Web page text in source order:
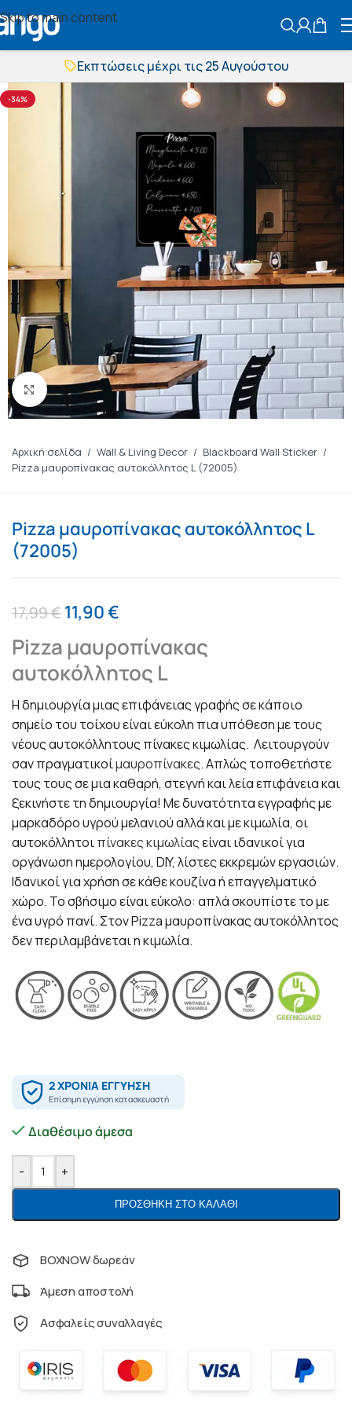
Skip to main content
Εκπτώσεις μέχρι τις 25 Αυγούστου
Δωρεάν μεταφορικά
BOXNOW αποστολή
Άμεση παράδοση
Εκπτώσεις μέχρι τις 25 Αυγούστου
Δωρεάν μεταφορικά
BOXNOW αποστολή
Άμεση παράδοση
-34%
Πατήστε για μεγέθυνση
Αρχική σελίδα / Wall & Living Decor / Blackboard Wall Sticker /
Pizza μαυροπίνακας αυτοκόλλητος L (72005)
Pizza μαυροπίνακας αυτοκόλλητος L
(72005)
17,99€11,90€
Pizza μαυροπίνακας
αυτοκόλλητος L
Η δημιουργία μιας επιφάνειας γραφής σε κάποιο
σημείο του τοίχου είναι εύκολη πια υπόθεση με τους
νέους αυτοκόλλητους πίνακες κιμωλίας. Λειτουργούν
σαν πραγματικοίμαυροπίνακες. Απλώς τοποθετήστε
τους τους σε μια καθαρή, στεγνή και λεία επιφάνεια και
ξεκινήστε τη δημιουργία! Με δυνατότητα εγγραφής με
μαρκαδόρο υγρού μελανιού αλλά και με κιμωλία, οι
αυτοκόλλητοιπίνακες κιμωλίαςείναι ιδανικοί για
οργάνωση ημερολογίου, DIY, λίστες εκκρεμών εργασιών.
Ιδανικοί για χρήση σε κάθε κουζίνα ή επαγγελματικό
χώρο. Το σβήσιμο είναι εύκολο: απλά σκουπίστε το με
ένα υγρό πανί. Στον Pizza μαυροπίνακας αυτοκόλλητος
δεν περιλαμβάνεται η κιμωλία.
Διαθέσιμο άμεσα
- +
ΠΡΟΣΘΉΚΗ ΣΤΟ ΚΑΛΆΘΙ
BOXNOW δωρεάν
Άμεση αποστολή
Ασφαλείς συναλλαγές